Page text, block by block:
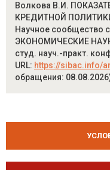
Волкова В.И.
КРЕДИТНОЙ
Научное сообщество
ЭКОНОМИЧЕСКИЕ
студ. науч.-практ.
URL: https://sibac.info/
обращения: